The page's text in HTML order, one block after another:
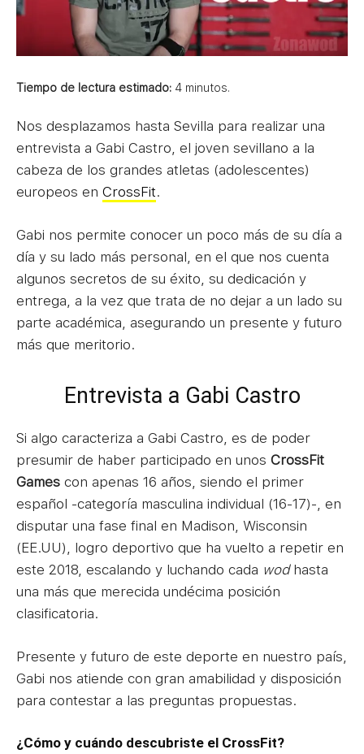
Tiempo de lectura estimado: 4 minutos.
Nos desplazamos hasta Sevilla para realizar una
entrevista a Gabi Castro, el joven sevillano a la
cabeza de los grandes atletas (adolescentes)
europeos en CrossFit.
Gabi nos permite conocer un poco más de su día a
día y su lado más personal, en el que nos cuenta
algunos secretos de su éxito, su dedicación y
entrega, a la vez que trata de no dejar a un lado su
parte académica, asegurando un presente y futuro
más que meritorio.
Entrevista a Gabi Castro
Si algo caracteriza a Gabi Castro, es de poder
presumir de haber participado en unos CrossFit
Games con apenas 16 años, siendo el primer
español -categoría masculina individual (16-17)-, en
disputar una fase final en Madison, Wisconsin
(EE.UU), logro deportivo que ha vuelto a repetir en
este 2018, escalando y luchando cada wodhasta
una más que merecida undécima posición
clasificatoria.
Presente y futuro de este deporte en nuestro país,
Gabi nos atiende con gran amabilidad y disposición
para contestar a las preguntas propuestas.
¿Cómo y cuándo descubriste el CrossFit?